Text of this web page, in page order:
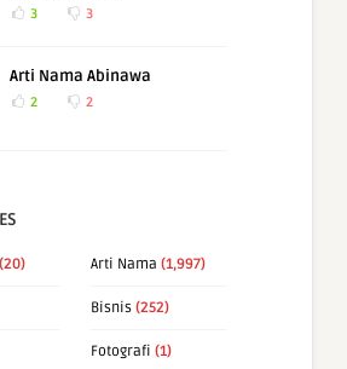
3 3
Arti Nama Abinawa
2 2
(20) Arti Nama (1,997)
Bisnis (252)
Fotografi (1)